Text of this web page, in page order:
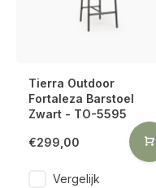
Tierra Outdoor
Fortaleza Barstoel
Zwart - TO-5595
€299,00
Vergelijk